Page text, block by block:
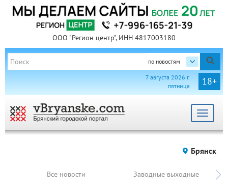
ООО "Регион центр", ИНН 4817003180
по новостям
18+
7 августа 2026 г.
пятница
Toggle
Брянск
Все новости Заводные выходные